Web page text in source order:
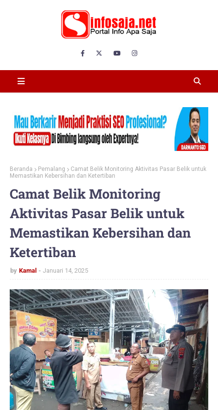
Beranda Pemalang
Camat Belik Monitoring Aktivitas Pasar Belik untuk
Memastikan Kebersihan dan Ketertiban
Camat Belik Monitoring
Aktivitas Pasar Belik untuk
Memastikan Kebersihan dan
Ketertiban
by Kamal Januari 14, 2025